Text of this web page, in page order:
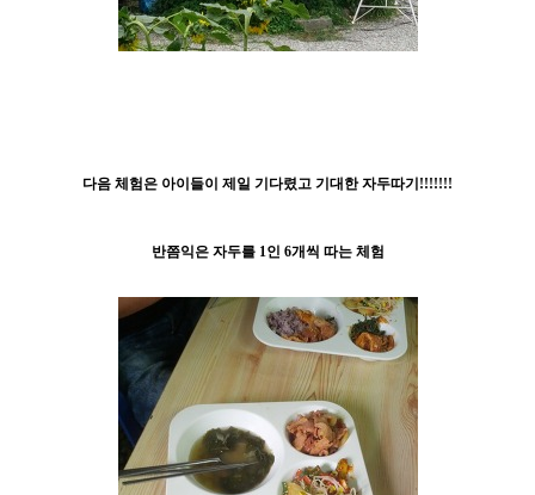
다음 체험은 아이들이 제일 기다렸고 기대한 자두따기!!!!!!!
반쯤익은 자두를 1인 6개씩 따는 체험